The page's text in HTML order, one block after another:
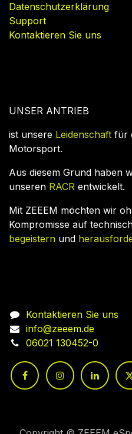
Datenschutzerklärung
Support
Kontaktieren Sie uns
UNSER ANTRIEB
ist unsere Leidenschaft für
Motorsport.
Aus diesem Grund haben
unseren RACR entwickelt.
Mit ZEEEM möchten wir
Kompromisse auf
begeistern und
Kontaktieren Sie uns
info@zeeem.de
06021 130452-0